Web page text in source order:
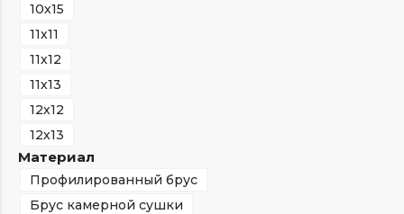
10х15
11х11
11х12
11х13
12х12
12х13
Материал
Профилированный брус
Брус камерной сушки